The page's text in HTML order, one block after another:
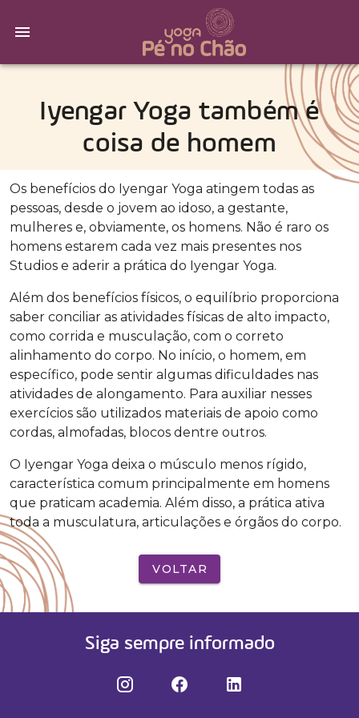
Iyengar Yoga também é
coisa de homem
Os benefícios do Iyengar Yoga atingem todas as
pessoas, desde o jovem ao idoso, a gestante,
mulheres e, obviamente, os homens. Não é raro os
homens estarem cada vez mais presentes nos
Studios e aderir a prática do Iyengar Yoga.
Além dos benefícios físicos, o equilíbrio proporciona
saber conciliar as atividades físicas de alto impacto,
como corrida e musculação, com o correto
alinhamento do corpo. No início, o homem, em
específico, pode sentir algumas dificuldades nas
atividades de alongamento. Para auxiliar nesses
exercícios são utilizados materiais de apoio como
cordas, almofadas, blocos dentre outros.
O Iyengar Yoga deixa o músculo menos rígido,
característica comum principalmente em homens
que praticam academia. Além disso, a prática ativa
toda a musculatura, articulações e órgãos do corpo.
VOLTAR
Siga sempre informado